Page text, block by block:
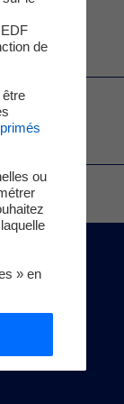
?
de
ou
» en